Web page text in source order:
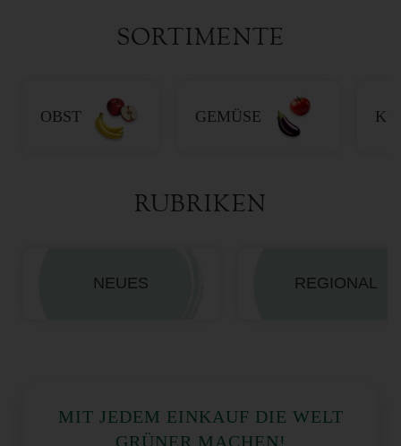
SORTIMENTE
OBST GEMÜSE
RUBRIKEN
NEUES REGIONAL
MIT JEDEM EINKAUF DIE WELT
GRÜNER MACHEN!